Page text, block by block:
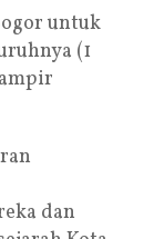
untuk
(1
dan